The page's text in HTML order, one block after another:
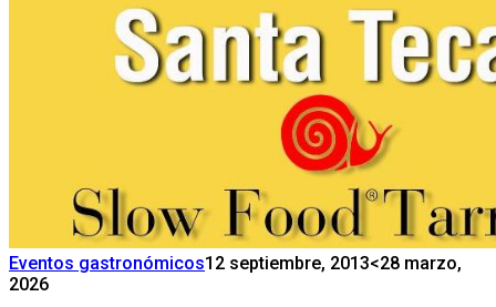
Eventos gastronómicos12 septiembre, 2013<28 marzo,
2026